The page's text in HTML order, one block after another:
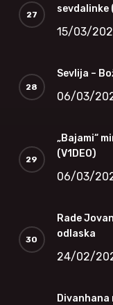
sevdalinke
15/03/
Sevlija –
06/03/
„Bajami“
(V1DEO)
06/03/
Rade
odlaska
24/02/